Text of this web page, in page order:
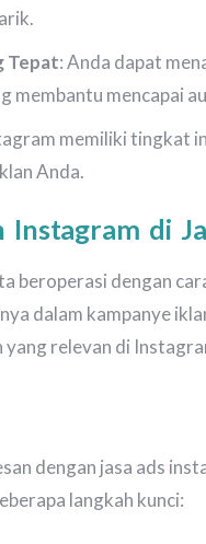
Tepat: Anda dapat
membantu mencapai
memiliki tingkat
Anda.
Instagram di
beroperasi dengan
dalam kampanye
yang relevan di
dengan jasa ads
langkah kunci: